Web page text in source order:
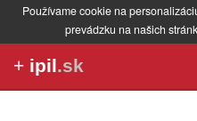
Používame cookie na
prevádzku na našich
+ ipil.sk